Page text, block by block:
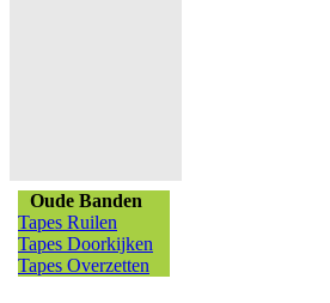
Oude Banden
Tapes Ruilen
Tapes Doorkijken
Tapes Overzetten